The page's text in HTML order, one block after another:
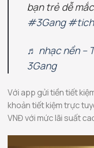
bạn trẻ dễ
#3Gang
♬ nhạc nền –
3Gang
Với app gửi tiền tiết
khoản tiết kiệm trực
VNĐ với mức lãi suất